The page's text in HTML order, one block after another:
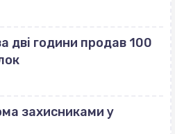
дві години продав 100
захисниками у